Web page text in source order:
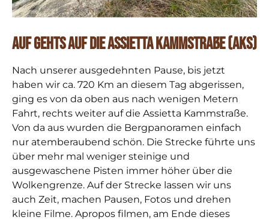
Auf gehts auf die Assietta Kammstraße (AKS)
Nach unserer ausgedehnten Pause, bis jetzt
haben wir ca. 720 Km an diesem Tag abgerissen,
ging es von da oben aus nach wenigen Metern
Fahrt, rechts weiter auf die Assietta Kammstraße.
Von da aus wurden die Bergpanoramen einfach
nur atemberaubend schön. Die Strecke führte uns
über mehr mal weniger steinige und
ausgewaschene Pisten immer höher über die
Wolkengrenze. Auf der Strecke lassen wir uns
auch Zeit, machen Pausen, Fotos und drehen
kleine Filme. Apropos filmen, am Ende dieses